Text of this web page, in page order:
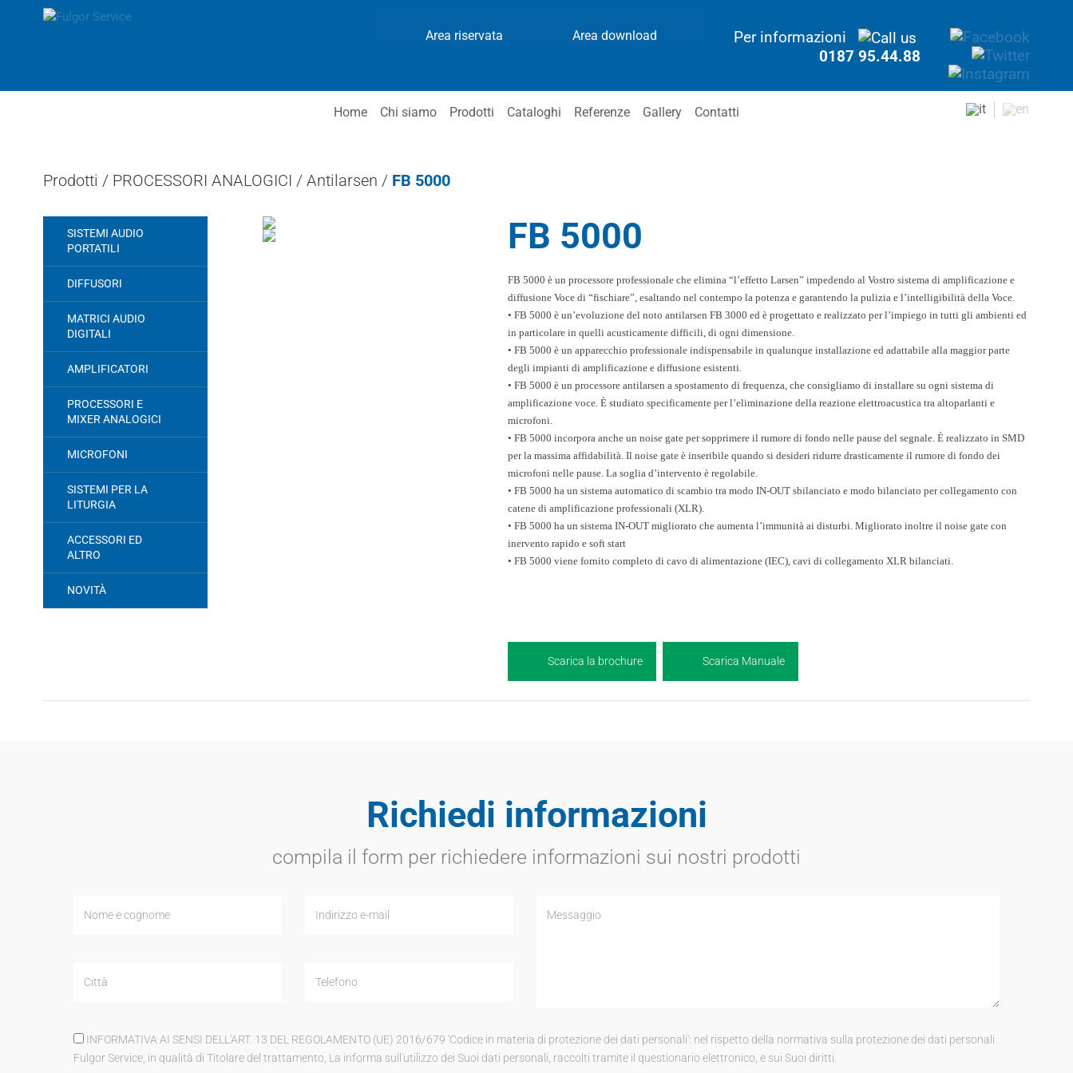
Area riservata Area download
Per informazioni
0187 95.44.88
Home Chi siamo Prodotti Cataloghi Referenze Gallery Contatti
Prodotti / PROCESSORI ANALOGICI / Antilarsen / FB 5000
FB 5000
FB 5000 è un processore professionale che elimina “l’effetto Larsen” impedendo alVostro sistema di amplificazione e
diffusione Voce di“fischiare”, esaltando nel contempo la potenza e garantendola pulizia e l’intelligibilità della Voce.
• FB 5000 è un’evoluzione del noto antilarsen FB 3000 ed è progettatoe realizzato per l’impiego in tutti gli ambienti ed
in particolarein quelli acusticamente difficili, di ogni dimensione.
• FB 5000 è un apparecchio professionale indispensabile in qualunqueinstallazione ed adattabile alla maggior parte
degli impiantidi amplificazione e diffusione esistenti.
• FB 5000 è un processore antilarsen a spostamento di frequenza,che consigliamo di installare su ogni sistema di
amplificazionevoce. È studiato specificamente per l’eliminazione della reazioneelettroacustica tra altoparlanti e
microfoni.
• FB 5000 incorpora anche un noise gate per sopprimere il rumoredi fondo nelle pause del segnale. È realizzato in SMD
per la massimaaffidabilità. Il noise gate è inseribile quando si desideri ridurredrasticamente il rumore di fondo dei
microfoni nelle pause. La sogliad’intervento è regolabile.
• FB 5000 ha un sistema automatico di scambio tra modo IN-OUTsbilanciato e modo bilanciato per collegamento con
catene di amplificazioneprofessionali (XLR).
• FB 5000 ha un sistema IN-OUT migliorato che aumenta l’immunitàai disturbi. Migliorato inoltre il noise gate con
inervento rapido esoft start
• FB 5000 viene fornito completo di cavo di alimentazione (IEC), cavidi collegamento XLR bilanciati.
Scarica la brochure Scarica Manuale
SISTEMI AUDIO
PORTATILI
DIFFUSORI
MATRICI AUDIO
DIGITALI
AMPLIFICATORI
PROCESSORI E
MIXER ANALOGICI
MICROFONI
SISTEMI PER LA
LITURGIA
ACCESSORI ED
ALTRO
NOVITÀ
Richiedi informazioni
compila il form per richiedere informazioni sui nostri prodotti
INFORMATIVA AI SENSI DELL'ART. 13 DEL REGOLAMENTO (UE) 2016/679 'Codice in materia di protezione dei dati personali': nel rispetto della normativa sulla protezione dei dati personali
Fulgor Service, in qualità di Titolare del trattamento, La informa sull'utilizzo dei Suoi dati personali, raccolti tramite il questionario elettronico, e sui Suoi diritti.